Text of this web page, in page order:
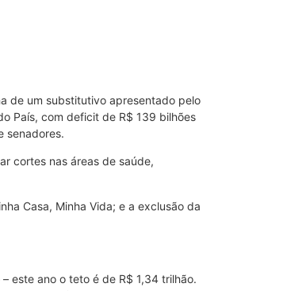
de um substitutivo apresentado pelo
País, com deficit de R$ 139 bilhões
senadores.
cortes nas áreas de saúde,
Casa, Minha Vida; e a exclusão da
este ano o teto é de R$ 1,34 trilhão.